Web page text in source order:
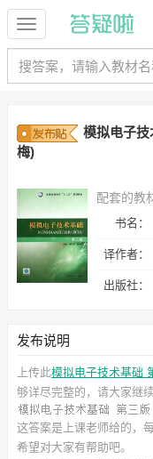
模拟电子
梅)
配套的教
书名：
译作者：
出版社：
发布说明
上传此模拟电子技术基础
够详尽完整的，请大家继续
这答案是上课老师给的，
希望对大家有帮助吧。